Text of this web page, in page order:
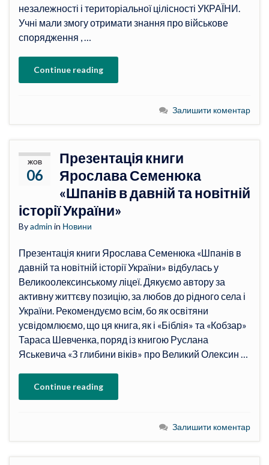
незалежності і територіальної цілісності УКРАЇНИ.
Учні мали змогу отримати знання про військове
спорядження , …
Continue reading
Залишити коментар
ЖОВ
06
Презентація книги
Ярослава Семенюка
«Шпанів в давній та новітній
історії України»
Byadmin in Новини
Презентація книги Ярослава Семенюка «Шпанів в
давній та новітній історії України» відбулась у
Великоолексинському ліцеї. Дякуємо автору за
активну життєву позицію, за любов до рідного села і
України. Рекомендуємо всім, бо як освітяни
усвідомлюємо, що ця книга, як і «Біблія» та «Кобзар»
Тараса Шевченка, поряд із книгою Руслана
Яськевича «З глибини віків» про Великий Олексин …
Continue reading
Залишити коментар